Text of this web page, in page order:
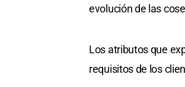
evolución de las
Los atributos que
requisitos de los